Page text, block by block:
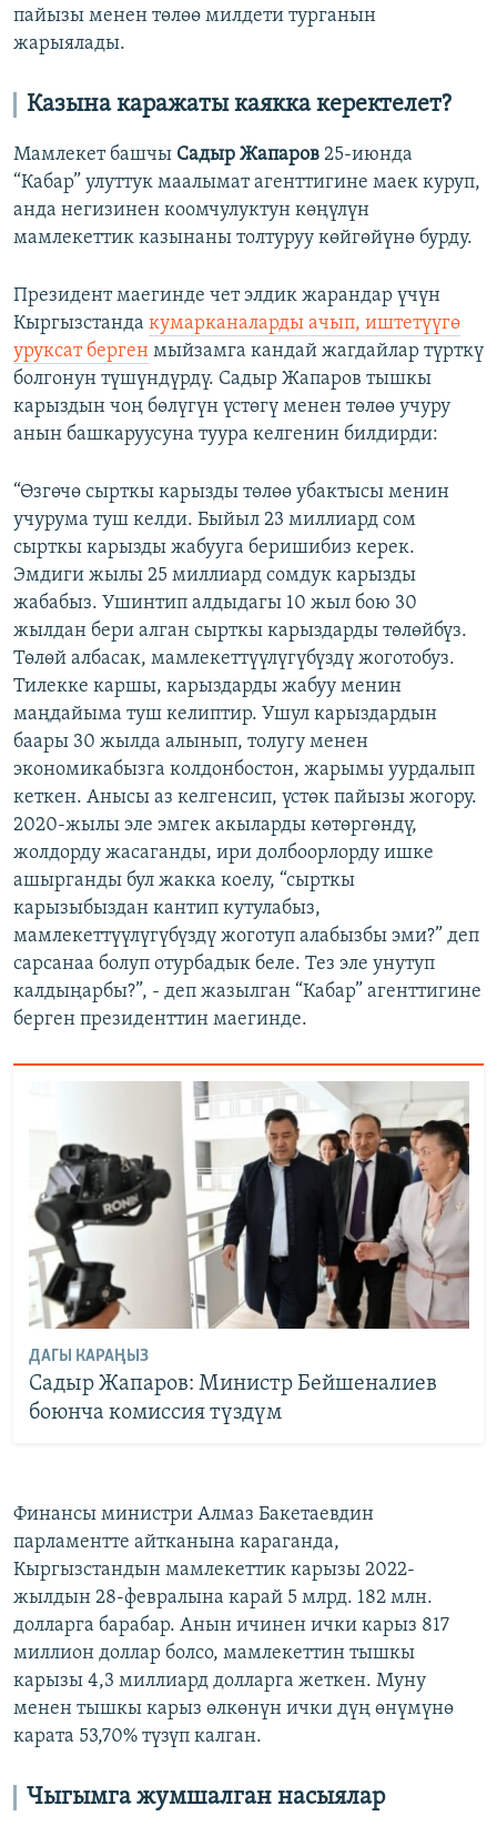
пайызы менен төлөө милдети турганын
жарыялады.
Казына каражаты каякка керектелет?
Мамлекет башчы Садыр Жапаров 25-июнда
“Кабар” улуттук маалымат агенттигине маек куруп,
анда негизинен коомчулуктун көңүлүн
мамлекеттик казынаны толтуруу көйгөйүнө бурду.
Президент маегинде чет элдик жарандар үчүн
Кыргызстанда кумарканаларды ачып, иштетүүгө
уруксат берген мыйзамга кандай жагдайлар түрткү
болгонун түшүндүрдү. Садыр Жапаров тышкы
карыздын чоң бөлүгүн үстөгү менен төлөө учуру
анын башкаруусуна туура келгенин билдирди:
“Өзгөчө сырткы карызды төлөө убактысы менин
учурума туш келди. Быйыл 23 миллиард сом
сырткы карызды жабууга беришибиз керек.
Эмдиги жылы 25 миллиард сомдук карызды
жабабыз. Ушинтип алдыдагы 10 жыл бою 30
жылдан бери алган сырткы карыздарды төлөйбүз.
Төлөй албасак, мамлекеттүүлүгүбүздү жоготобуз.
Тилекке каршы, карыздарды жабуу менин
маңдайыма туш келиптир. Ушул карыздардын
баары 30 жылда алынып, толугу менен
экономикабызга колдонбостон, жарымы уурдалып
кеткен. Анысы аз келгенсип, үстөк пайызы жогору.
2020-жылы эле эмгек акыларды көтөргөндү,
жолдорду жасаганды, ири долбоорлорду ишке
ашырганды бул жакка коелу, “сырткы
карызыбыздан кантип кутулабыз,
мамлекеттүүлүгүбүздү жоготуп алабызбы эми?” деп
сарсанаа болуп отурбадык беле. Тез эле унутуп
калдыңарбы?”, - деп жазылган “Кабар” агенттигине
берген президенттин маегинде.
ДАГЫ КАРАҢЫЗ
Cадыр Жапаров: Министр Бейшеналиев
боюнча комиссия түздүм
Финансы министри Алмаз Бакетаевдин
парламентте айтканына караганда,
Кыргызстандын мамлекеттик карызы 2022-
жылдын 28-февралына карай 5 млрд. 182 млн.
долларга барабар. Анын ичинен ички карыз 817
миллион доллар болсо, мамлекеттин тышкы
карызы 4,3 миллиард долларга жеткен. Муну
менен тышкы карыз өлкөнүн ички дүң өнүмүнө
карата 53,70% түзүп калган.
Чыгымга жумшалган насыялар